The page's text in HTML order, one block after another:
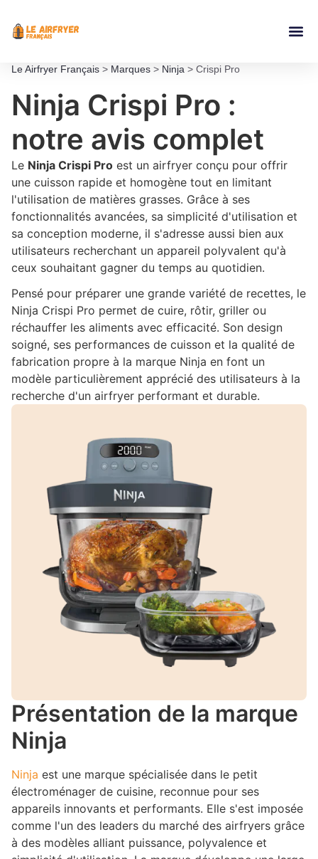
Le Airfryer Français > Marques > Ninja > Crispi Pro
Ninja Crispi Pro :
notre avis complet
Le Ninja Crispi Pro est un airfryer conçu pour offrir
une cuisson rapide et homogène tout en limitant
l'utilisation de matières grasses. Grâce à ses
fonctionnalités avancées, sa simplicité d'utilisation et
sa conception moderne, il s'adresse aussi bien aux
utilisateurs recherchant un appareil polyvalent qu'à
ceux souhaitant gagner du temps au quotidien.
Pensé pour préparer une grande variété de recettes, le
Ninja Crispi Pro permet de cuire, rôtir, griller ou
réchauffer les aliments avec efficacité. Son design
soigné, ses performances de cuisson et la qualité de
fabrication propre à la marque Ninja en font un
modèle particulièrement apprécié des utilisateurs à la
recherche d'un airfryer performant et durable.
Présentation de la marque
Ninja
Ninja est une marque spécialisée dans le petit
électroménager de cuisine, reconnue pour ses
appareils innovants et performants. Elle s'est imposée
comme l'un des leaders du marché des airfryers grâce
à des modèles alliant puissance, polyvalence et